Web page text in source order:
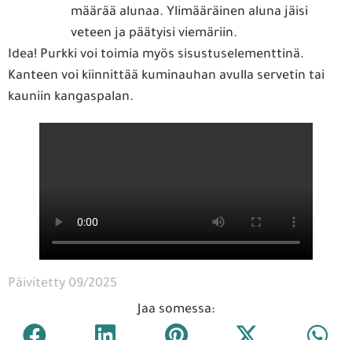
määrää alunaa. Ylimääräinen aluna jäisi
veteen ja päätyisi viemäriin.
Idea! Purkki voi toimia myös sisustuselementtinä.
Kanteen voi kiinnittää kuminauhan avulla servetin tai
kauniin kangaspalan.
Päivitetty 09/2025
Jaa somessa: